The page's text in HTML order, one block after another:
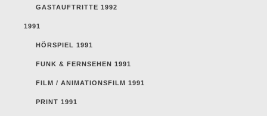
GASTAUFTRITTE 1992
1991
HÖRSPIEL 1991
FUNK & FERNSEHEN 1991
FILM / ANIMATIONSFILM 1991
PRINT 1991